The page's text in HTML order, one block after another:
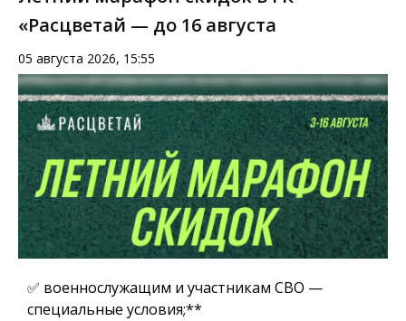
«Расцветай — до 16 августа
05 августа 2026, 15:55
✅ военнослужащим и участникам СВО —
специальные условия;**